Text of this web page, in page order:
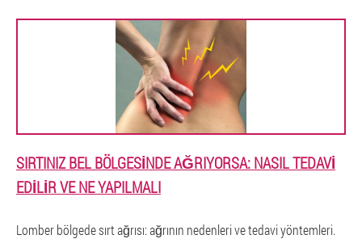
SIRTINIZ BEL BÖLGESINDE AĞRIYORSA: NASIL TEDAVI
EDILIR VE NE YAPILMALI
Lomber bölgede sırt ağrısı: ağrının nedenleri ve tedavi yöntemleri.